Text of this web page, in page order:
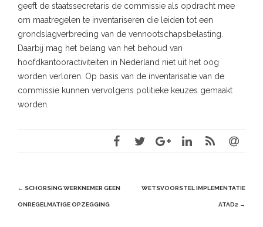
geeft de staatssecretaris de commissie als opdracht mee
om maatregelen te inventariseren die leiden tot een
grondslagverbreding van de vennootschapsbelasting.
Daarbij mag het belang van het behoud van
hoofdkantooractiviteiten in Nederland niet uit het oog
worden verloren. Op basis van de inventarisatie van de
commissie kunnen vervolgens politieke keuzes gemaakt
worden.
Post
navigation
← SCHORSING WERKNEMER GEEN
ONREGELMATIGE OPZEGGING
WETSVOORSTEL IMPLEMENTATIE
ATAD2 →